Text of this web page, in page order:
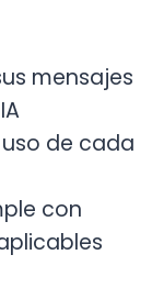
mensajes
de cada
con